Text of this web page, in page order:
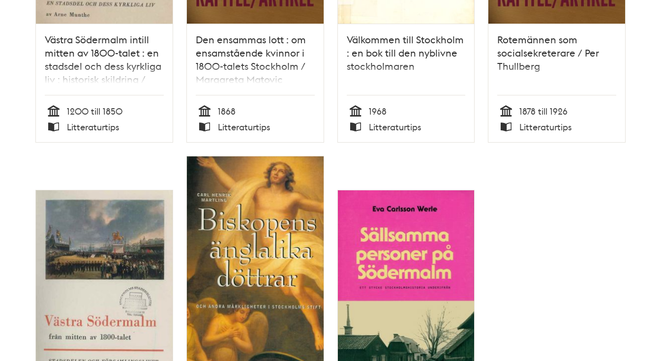
Västra Södermalm intill
mitten av 1800-talet : en
stadsdel och dess kyrkliga
liv : historisk skildring /
Arne Munthe
Tid
1200 till 1850
Typ
Litteraturtips
Den ensammas lott : om
ensamstående kvinnor i
1800-talets Stockholm /
Margareta Matovic
Tid
1868
Typ
Litteraturtips
Välkommen till Stockholm
: en bok till den nyblivne
stockholmaren
Tid
1968
Typ
Litteraturtips
Rotemännen som
socialsekreterare / Per
Thullberg
Tid
1878 till 1926
Typ
Litteraturtips